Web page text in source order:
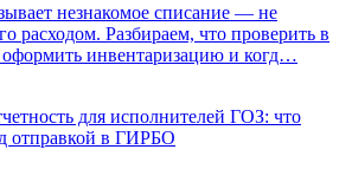
незнакомое списание — не
расходом. Разбираем, что проверить в
оформить инвентаризацию и когд…